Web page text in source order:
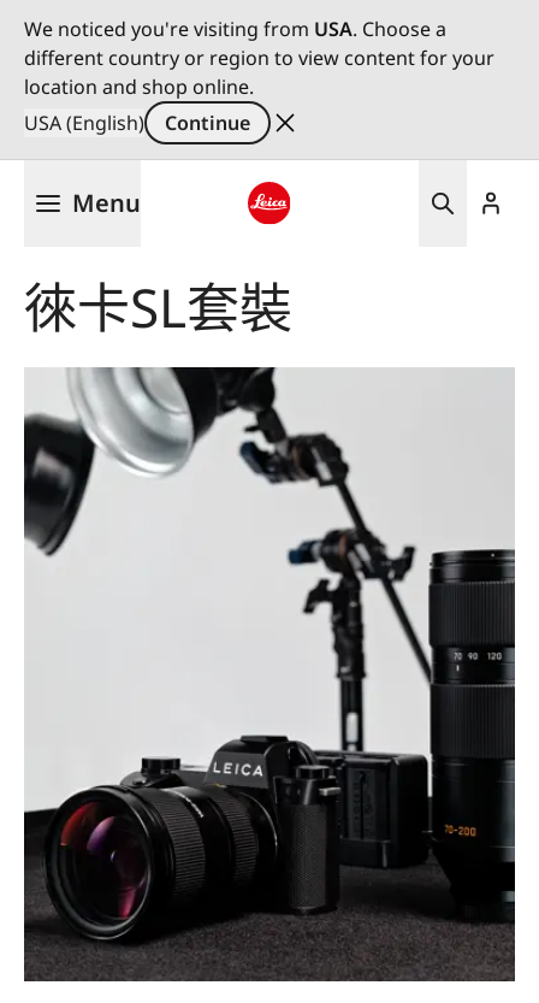
We noticed you're visiting from USA. Choose a
different country or region to view content for your
location and shop online.
USA (English)
Continue
Menu
徠卡SL套裝